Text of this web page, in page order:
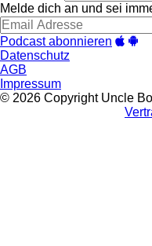
Melde dich an und sei
Podcast abonnieren
Datenschutz
AGB
Impressum
© 2026 Copyright Uncle